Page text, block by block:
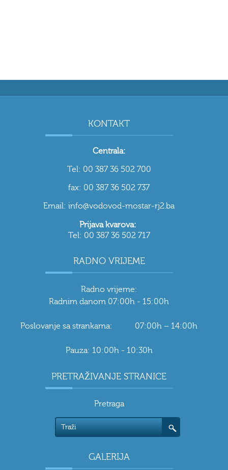
KONTAKT
Centrala:
Tel: 00 387 36 502 700
fax: 00 387 36 502 737
Email: info@vodovod-mostar-rj2.ba
Prijava kvarova:
Tel: 00 387 36 502 717
RADNO VRIJEME
Radno vrijeme:
Radnim danom 07:00h - 15:00h
Poslovanje sa strankama: 07:00h – 14:00h
Pauza: 10:00h - 10:30h
PRETRAŽIVANJE STRANICE
Pretraga
GALERIJA